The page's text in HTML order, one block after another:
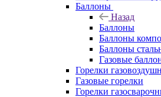
Баллоны
Назад
Баллоны
Баллоны
Баллоны
Газовые
Горелки
Газовые горелки
Горелки